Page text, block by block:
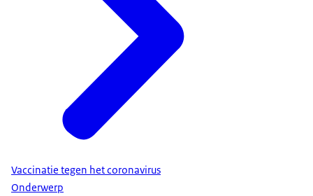
Vaccinatie tegen het coronavirus
Onderwerp